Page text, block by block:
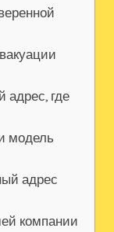
адрес, где
модель
адрес
компании